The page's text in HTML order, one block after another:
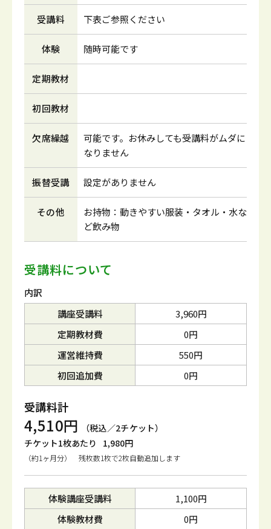
受講料 下表ご参照ください
体験 随時可能です
定期教材
初回教材
欠席繰越
可能です。お休みしても受講料がムダに
なりません
振替受講 設定がありません
その他
お持物：動きやすい服装・タオル・水な
ど飲み物
受講料について
内訳
講座受講料
3,960円
定期教材費
0円
運営維持費
550円
初回追加費
0円
受講料計
4,510円
（税込／2チケット）
チケット1枚あたり
1,980円
（約1ヶ月分） 残枚数1枚で2枚自動追加します
体験講座受講料
1,100円
体験教材費
0円